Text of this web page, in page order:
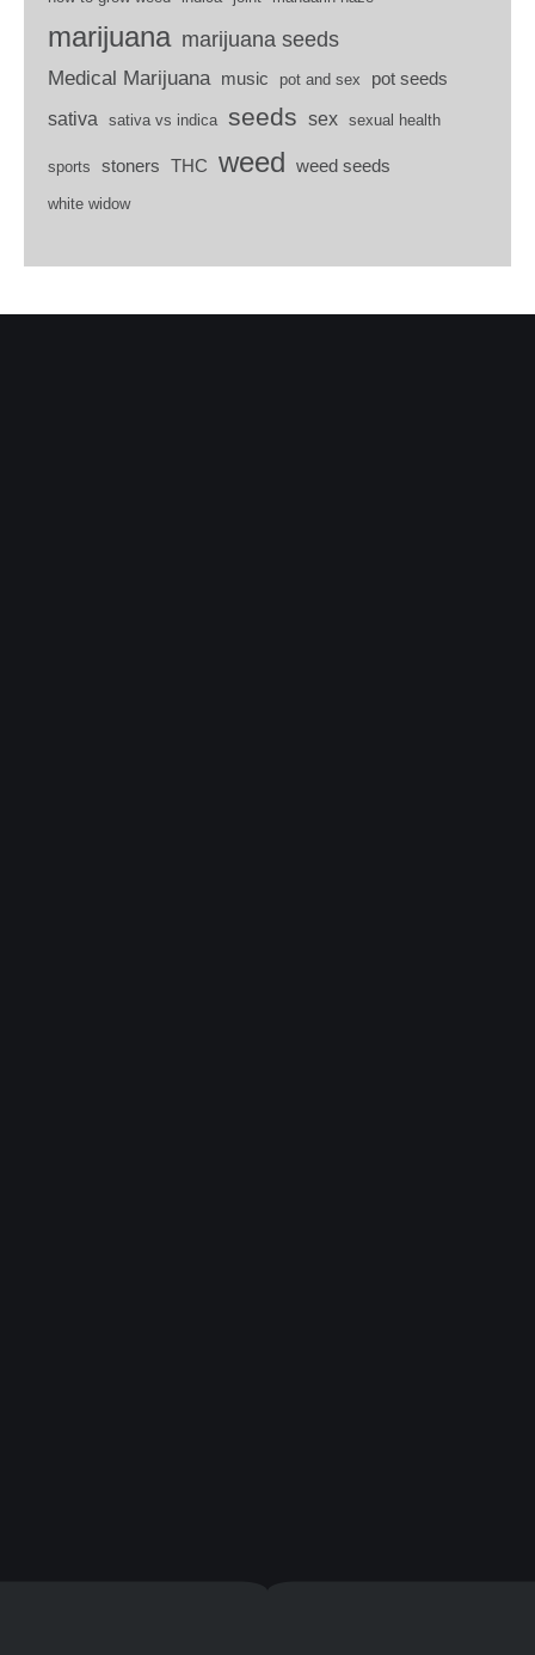
marijuana marijuana seeds
Medical Marijuana
music pot and sex pot seeds
sativa sativa vs indica seeds sex sexual health
sports stoners THC weed weed seeds
white widow